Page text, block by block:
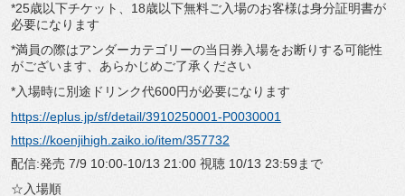
*25歳以下チケット、18歳以下無料ご入場のお客様は身分証明書が
必要になります
*満員の際はアンダーカテゴリーの当日券入場をお断りする可能性
がございます、あらかじめご了承ください
*入場時に別途ドリンク代600円が必要になります
https://eplus.jp/sf/detail/3910250001-P0030001
https://koenjihigh.zaiko.io/item/357732
配信:発売 7/9 10:00-10/13 21:00 視聴 10/13 23:59まで
☆入場順